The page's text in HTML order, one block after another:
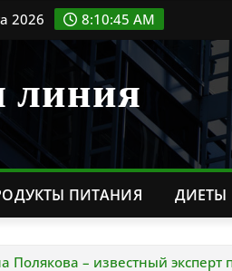
2026 8:10:46 AM
линия
ПИТАНИЯ ДИЕТЫ
Полякова – известный